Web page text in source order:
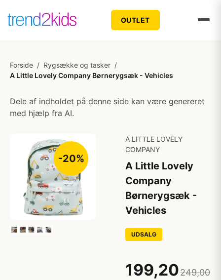
OUTLET
Forside / Rygsække og tasker /
A Little Lovely Company Børnerygsæk - Vehicles
Dele af indholdet på denne side kan være genereret
med hjælp fra AI.
-20%
A LITTLE LOVELY
COMPANY
A Little Lovely
Company
Børnerygsæk -
Vehicles
UDSALG
199,20249,00